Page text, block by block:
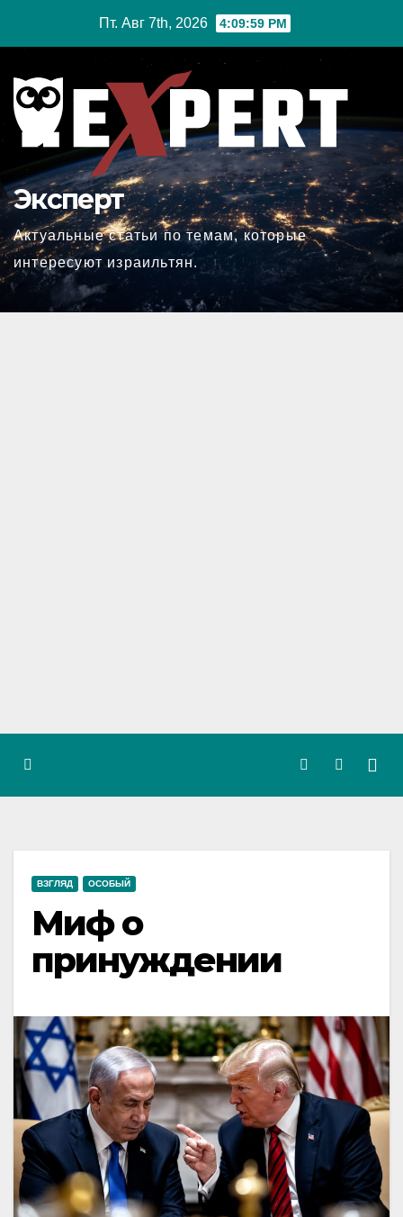
Пт. Авг 7th, 2026 4:10:00 PM
Эксперт
Актуальные статьи по темам, которые
интересуют израильтян.
ВЗГЛЯД ОСОБЫЙ
Миф о
принуждении